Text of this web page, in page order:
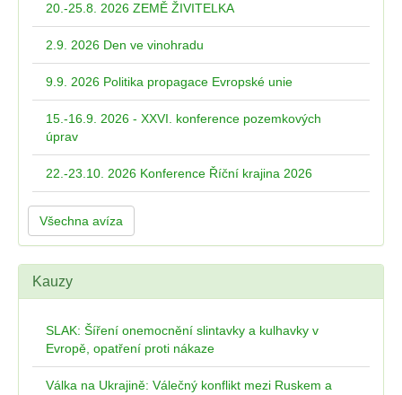
20.-25.8. 2026 ZEMĚ ŽIVITELKA
2.9. 2026 Den ve vinohradu
9.9. 2026 Politika propagace Evropské unie
15.-16.9. 2026 - XXVI. konference pozemkových
úprav
22.-23.10. 2026 Konference Říční krajina 2026
Všechna avíza
Kauzy
SLAK: Šíření onemocnění slintavky a kulhavky v
Evropě, opatření proti nákaze
Válka na Ukrajině: Válečný konflikt mezi Ruskem a